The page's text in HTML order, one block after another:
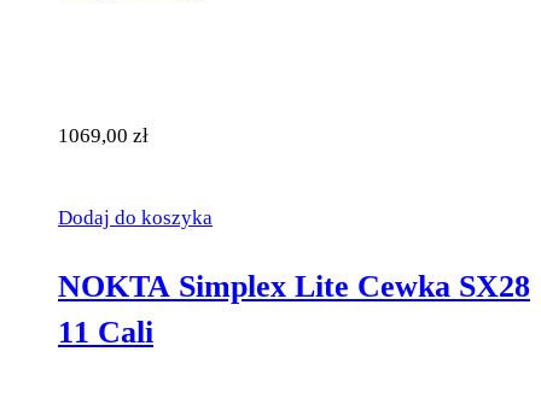
1069,00 zł
Dodaj do koszyka
NOKTA Simplex Lite Cewka SX28
11 Cali